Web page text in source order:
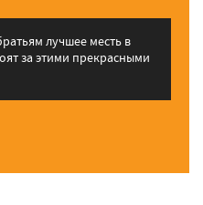
лучшее месть в
за этими прекрасными